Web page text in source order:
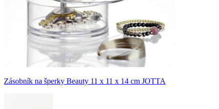
Zásobník na šperky Beauty 11 x 11 x 14 cm JOTTA